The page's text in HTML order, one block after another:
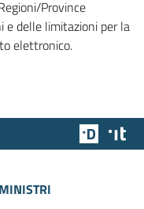
Province
e delle limitazioni per la
elettronico.
Team